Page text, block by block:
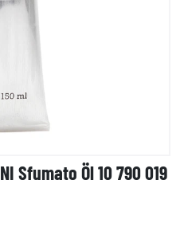
Sfumato Öl 10 790 019